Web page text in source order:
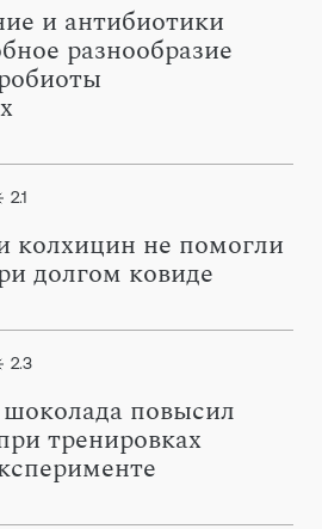
и антибиотики
разнообразие
2.1
колхицин не помогли
долгом ковиде
2.3
повысил
тренировках